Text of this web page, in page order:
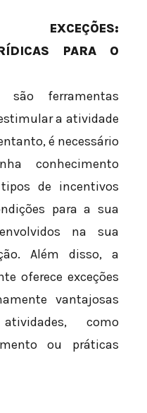
PARA O
são ferramentas
a atividade
é necessário
conhecimento
de incentivos
para a sua
na sua
Além disso, a
oferece exceções
vantajosas
como
ou práticas